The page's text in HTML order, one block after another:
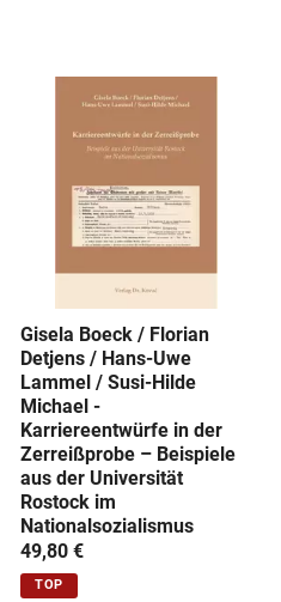
Gisela Boeck / Florian
Detjens / Hans-Uwe
Lammel / Susi-Hilde
Michael -
Karriereentwürfe in der
Zerreißprobe – Beispiele
aus der Universität
Rostock im
Nationalsozialismus
49,80 €
TOP